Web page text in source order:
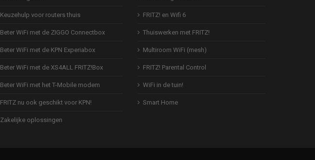
Keuzehulp voor routers thuis
Beter WiFi met de ZIGGO Connectbox
Beter WiFi met de KPN Experiabox
Beter WiFi met de XS4ALL FRITZ!Box
Beter WiFi met het T-Mobile modem
FRITZ nu ook geschikt voor KPN!
Zakelijke oplossingen
FRITZ! en Wifi 6
Thuiswerken met FRITZ!
Multiroom WiFi (mesh)
FRITZ! Parental Control
WiFi in de tuin!
Smart Home